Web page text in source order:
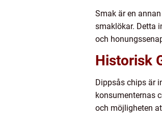
Smak är en
smaklökar. Detta
och
Historisk
Dippsås chips är
konsumenternas
och möjligheten